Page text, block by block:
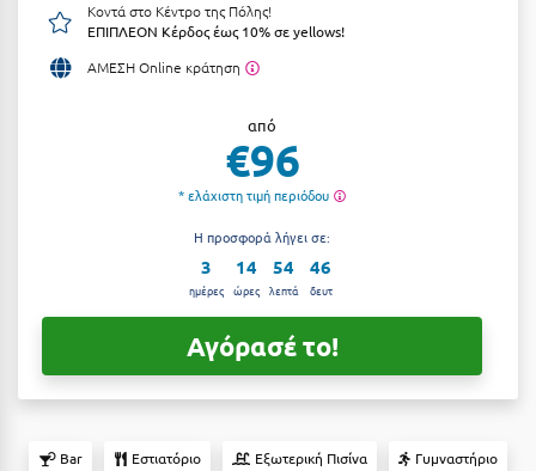
Αργολίδα
Αριδαία
Ξενοδοχεία 3 Αστέρων
Ξενοδοχεία 4 Αστέρων
Ενοικιαζόμενα Δωμάτια
Boutique Hotels
Κοντά στο Κέντρο της Πόλης!
ΕΠΙΠΛΕΟΝ Κέρδος έως 10% σε yellows!
ΑΜΕΣΗ Online κράτηση
από
€96
* ελάχιστη τιμή περιόδου
Η προσφορά λήγει σε:
3
ημέρες
14
ώρες
54
λεπτά
45
δευτ
Αγόρασέ το!
Bar Εστιατόριο Εξωτερική Πισίνα Γυμναστήριο